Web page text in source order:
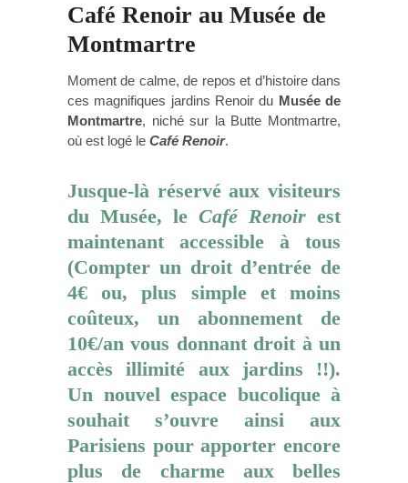
Café Renoir au Musée de
Montmartre
Moment de calme, de repos et d’histoire dans
ces magnifiques jardins Renoir du Musée de
Montmartre, niché sur la Butte Montmartre,
où est logé le Café Renoir.
Jusque-là réservé aux visiteurs
du Musée, le Café Renoir est
maintenant accessible à tous
(Compter un droit d’entrée de
4€ ou, plus simple et moins
coûteux, un abonnement de
10€/an vous donnant droit à un
accès illimité aux jardins !!).
Un nouvel espace bucolique à
souhait s’ouvre ainsi aux
Parisiens pour apporter encore
plus de charme aux belles